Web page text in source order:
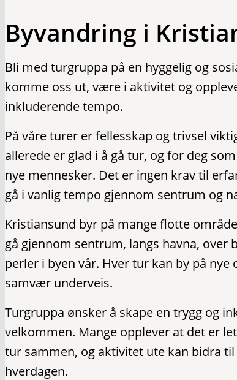
Byvandring i
Bli med turgruppa på en hyggelig og
komme oss ut, være i aktivitet og
inkluderende tempo.
På våre turer er fellesskap og trivsel
allerede er glad i å gå tur, og for deg
nye mennesker. Det er ingen krav til
gå i vanlig tempo gjennom sentrum og
Kristiansund byr på mange flotte
gå gjennom sentrum, langs havna,
perler i byen vår. Hver tur kan by på
samvær underveis.
Turgruppa ønsker å skape en trygg og
velkommen. Mange opplever at det er
tur sammen, og aktivitet ute kan bidra
hverdagen.